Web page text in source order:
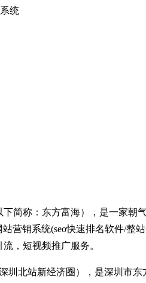
统
简称：东方富海），是一家朝
营销系统(seo快速排名软件/整
，短视频推广服务。
圳北站新经济圈），是深圳市